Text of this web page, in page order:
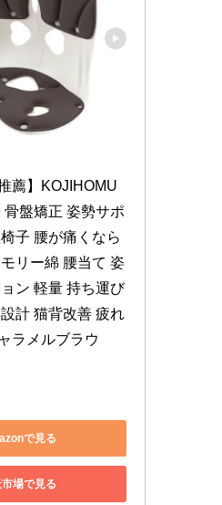
薦】KOJIHOMU
盤矯正 姿勢サポ
子 腰が痛くなら
リー綿 腰当て 姿
ン 軽量 持ち運び
計 猫背改善 疲れ
ラメルブラウ
で見る
場で見る